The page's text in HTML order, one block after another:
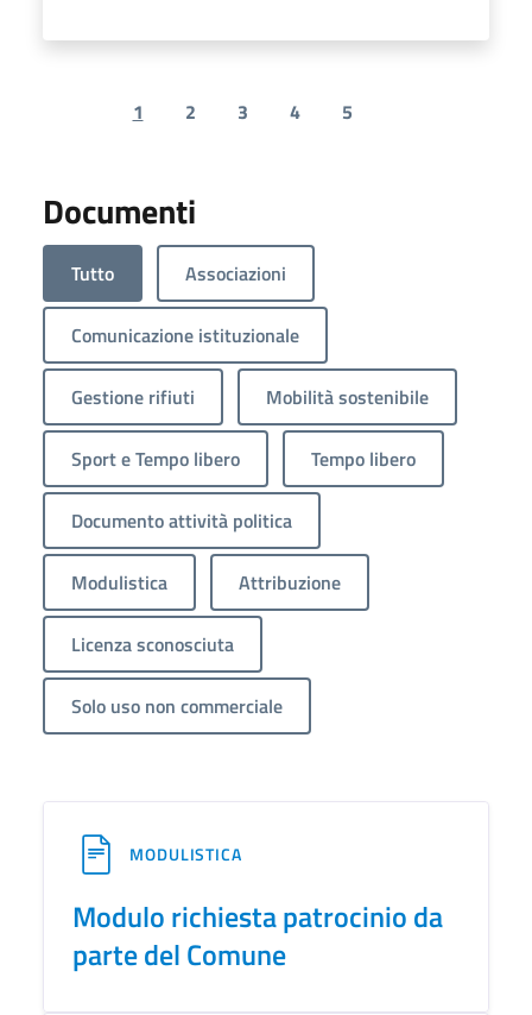
Previous page
1 2 3 4 5
Documenti
Tutto Associazioni
Comunicazione istituzionale
Gestione rifiuti Mobilità sostenibile
Sport e Tempo libero Tempo libero
Documento attività politica
Modulistica Attribuzione
Licenza sconosciuta
Solo uso non commerciale
MODULISTICA
Modulo richiesta patrocinio da
parte del Comune